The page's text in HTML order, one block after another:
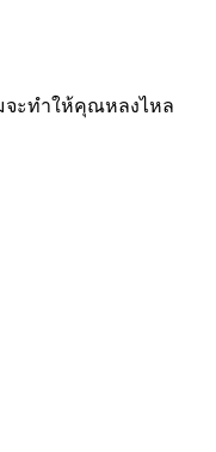
จะทำให้คุณหลงไหล